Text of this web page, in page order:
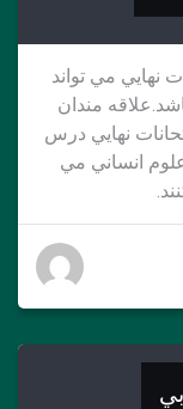
نهايي مي تواند
مندان
نهايي درس
علوم انساني مي